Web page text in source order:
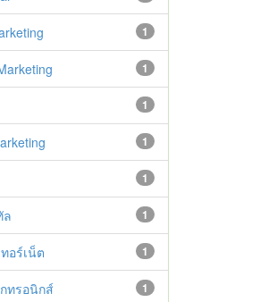
1
1
1
1
1
1
ล
1
อร์เน็ต
1
ทรอนิกส์